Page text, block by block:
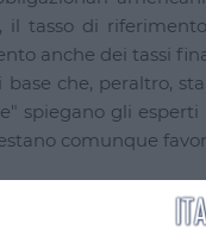
il tasso di
anche dei tassi
che, peraltro,
spiegano gli
comunque
riduce sempre di